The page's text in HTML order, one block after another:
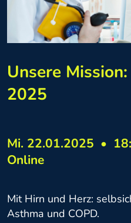
Unsere
2025
Mi. 22.01.2025 •
Online
Mit Hirn und Herz:
Asthma und COPD.